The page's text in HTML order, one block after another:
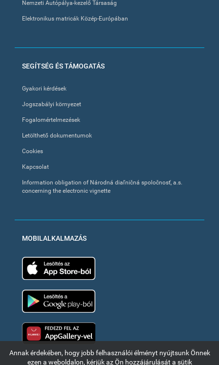
Nemzeti Autópálya-kezelő Társaság
Elektronikus matricák Közép-Európában
SEGÍTSÉG ÉS TÁMOGATÁS
Gyakori kérdések
Jogszabályi környezet
Fogalomértelmezések
Letölthető dokumentumok
Cookies
Kapcsolat
Information obligation of Národná diaľničná spoločnosť, a.s.
concerning the electronic vignette
MOBILALKALMAZÁS
Annak érdekében, hogy jobb felhasználói élményt nyújtsunk Önnek
ezen a weboldalon, kérjük az Ön hozzájárulását a sütik